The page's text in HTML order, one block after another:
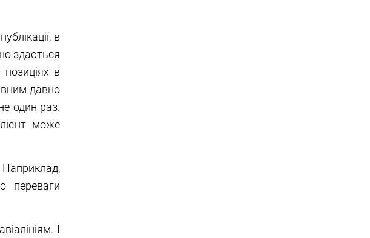
в
здається
в
давно
один раз.
може
переваги
І